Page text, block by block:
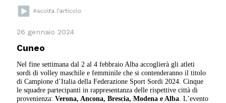
26 gennaio 2024
Cuneo
Nel fine settimana dal 2 al 4 febbraio Alba accoglierà gli atleti
sordi di volley maschile e femminile che si contenderanno il titolo
di Campione d’Italia della Federazione Sport Sordi 2024. Cinque
le squadre partecipanti in rappresentanza delle rispettive città di
provenienza:Verona, Ancona, Brescia, Modena e Alba . L’evento